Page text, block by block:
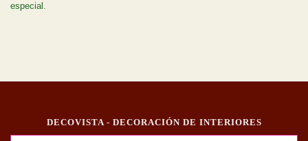
especial.
DECOVISTA - DECORACIÓN DE INTERIORES